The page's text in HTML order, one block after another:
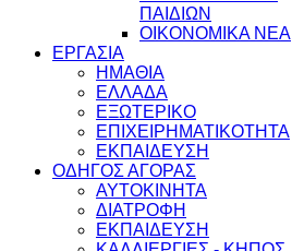
ΠΑΙΔΙΩΝ
ΟΙΚΟΝΟΜΙΚΑ ΝΕΑ
ΕΡΓΑΣΙΑ
ΗΜΑΘΙΑ
ΕΛΛΑΔΑ
ΕΞΩΤΕΡΙΚΟ
ΕΠΙΧΕΙΡΗΜΑΤΙΚΟΤΗΤΑ
ΕΚΠΑΙΔΕΥΣΗ
ΟΔΗΓΟΣ ΑΓΟΡΑΣ
ΑΥΤΟΚΙΝΗΤΑ
ΔΙΑΤΡΟΦΗ
ΕΚΠΑΙΔΕΥΣΗ